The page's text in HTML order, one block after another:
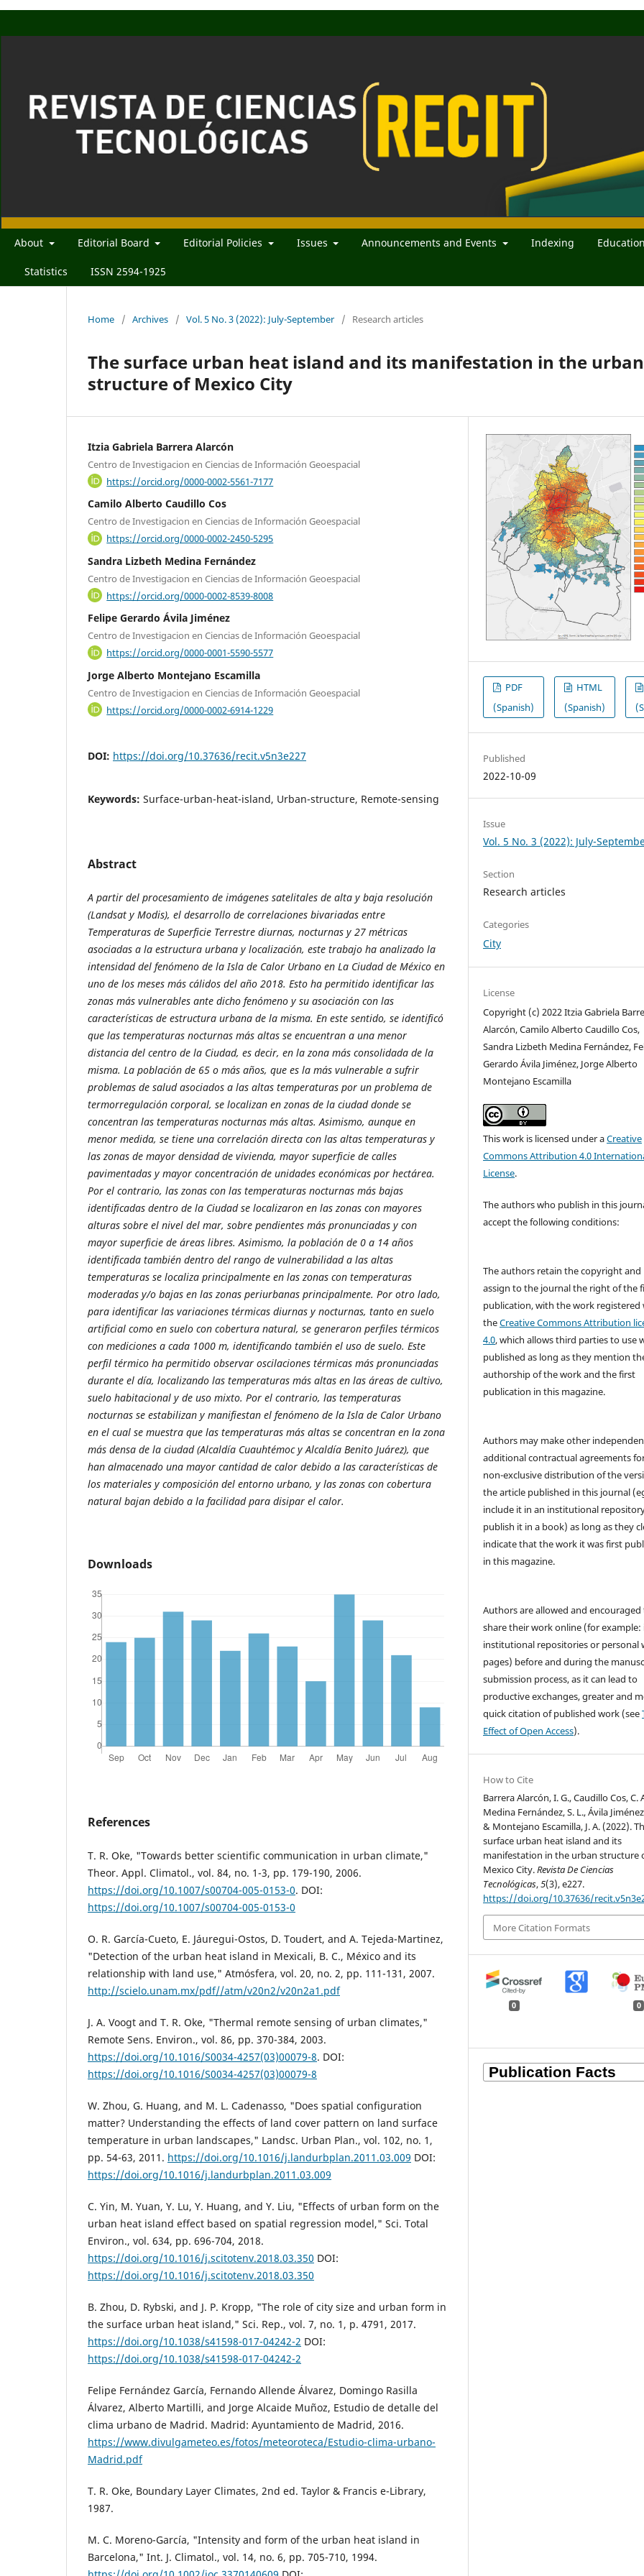
About Editorial Board Editorial Policies Issues Announcements and Events Indexing
Statistics ISSN 2594-1925
Home / Archives / Vol. 5 No. 3 (2022): July-September / Research articles
The surface urban heat island and its manifestation in the urban
structure of Mexico City
Itzia Gabriela Barrera Alarcón
Centro de Investigacion en Ciencias de Información Geoespacial
https://orcid.org/0000-0002-5561-7177
Camilo Alberto Caudillo Cos
Centro de Investigacion en Ciencias de Información Geoespacial
https://orcid.org/0000-0002-2450-5295
Sandra Lizbeth Medina Fernández
Centro de Investigacion en Ciencias de Información Geoespacial
https://orcid.org/0000-0002-8539-8008
Felipe Gerardo Ávila Jiménez
Centro de Investigacion en Ciencias de Información Geoespacial
https://orcid.org/0000-0001-5590-5577
Jorge Alberto Montejano Escamilla
Centro de Investigacion en Ciencias de Información Geoespacial
https://orcid.org/0000-0002-6914-1229
DOI: https://doi.org/10.37636/recit.v5n3e227
Keywords: Surface-urban-heat-island, Urban-structure, Remote-sensing
Abstract
A partir del procesamiento de imágenes satelitales de alta y baja resolución
(Landsat y Modis), el desarrollo de correlaciones bivariadas entre
Temperaturas de Superficie Terrestre diurnas, nocturnas y 27 métricas
asociadas a la estructura urbana y localización, este trabajo ha analizado la
intensidad del fenómeno de la Isla de Calor Urbano en La Ciudad de México en
uno de los meses más cálidos del año 2018. Esto ha permitido identificar las
zonas más vulnerables ante dicho fenómeno y su asociación con las
características de estructura urbana de la misma. En este sentido, se identificó
que las temperaturas nocturnas más altas se encuentran a una menor
distancia del centro de la Ciudad, es decir, en la zona más consolidada de la
misma. La población de 65 o más años, que es la más vulnerable a sufrir
problemas de salud asociados a las altas temperaturas por un problema de
termorregulación corporal, se localizan en zonas de la ciudad donde se
concentran las temperaturas nocturnas más altas. Asimismo, aunque en
menor medida, se tiene una correlación directa con las altas temperaturas y
las zonas de mayor densidad de vivienda, mayor superficie de calles
pavimentadas y mayor concentración de unidades económicas por hectárea.
Por el contrario, las zonas con las temperaturas nocturnas más bajas
identificadas dentro de la Ciudad se localizaron en las zonas con mayores
alturas sobre el nivel del mar, sobre pendientes más pronunciadas y con
mayor superficie de áreas libres. Asimismo, la población de 0 a 14 años
identificada también dentro del rango de vulnerabilidad a las altas
temperaturas se localiza principalmente en las zonas con temperaturas
moderadas y/o bajas en las zonas periurbanas principalmente. Por otro lado,
para identificar las variaciones térmicas diurnas y nocturnas, tanto en suelo
artificial como en suelo con cobertura natural, se generaron perfiles térmicos
con mediciones a cada 1000 m, identificando también el uso de suelo. Este
perfil térmico ha permitido observar oscilaciones térmicas más pronunciadas
durante el día, localizando las temperaturas más altas en las áreas de cultivo,
suelo habitacional y de uso mixto. Por el contrario, las temperaturas
nocturnas se estabilizan y manifiestan el fenómeno de la Isla de Calor Urbano
en el cual se muestra que las temperaturas más altas se concentran en la zona
más densa de la ciudad (Alcaldía Cuauhtémoc y Alcaldía Benito Juárez), que
han almacenado una mayor cantidad de calor debido a las características de
los materiales y composición del entorno urbano, y las zonas con cobertura
natural bajan debido a la facilidad para disipar el calor.
Downloads
References
T. R. Oke, "Towards better scientific communication in urban climate,"
Theor. Appl. Climatol., vol. 84, no. 1-3, pp. 179-190, 2006.
https://doi.org/10.1007/s00704-005-0153-0. DOI:
https://doi.org/10.1007/s00704-005-0153-0
O. R. García-Cueto, E. Jáuregui-Ostos, D. Toudert, and A. Tejeda-Martinez,
"Detection of the urban heat island in Mexicali, B. C., México and its
relationship with land use," Atmósfera, vol. 20, no. 2, pp. 111-131, 2007.
http://scielo.unam.mx/pdf//atm/v20n2/v20n2a1.pdf
J. A. Voogt and T. R. Oke, "Thermal remote sensing of urban climates,"
Remote Sens. Environ., vol. 86, pp. 370-384, 2003.
https://doi.org/10.1016/S0034-4257(03)00079-8. DOI:
https://doi.org/10.1016/S0034-4257(03)00079-8
W. Zhou, G. Huang, and M. L. Cadenasso, "Does spatial configuration
matter? Understanding the effects of land cover pattern on land surface
temperature in urban landscapes," Landsc. Urban Plan., vol. 102, no. 1,
pp. 54-63, 2011. https://doi.org/10.1016/j.landurbplan.2011.03.009 DOI:
https://doi.org/10.1016/j.landurbplan.2011.03.009
C. Yin, M. Yuan, Y. Lu, Y. Huang, and Y. Liu, "Effects of urban form on the
urban heat island effect based on spatial regression model," Sci. Total
Environ., vol. 634, pp. 696-704, 2018.
https://doi.org/10.1016/j.scitotenv.2018.03.350 DOI:
https://doi.org/10.1016/j.scitotenv.2018.03.350
B. Zhou, D. Rybski, and J. P. Kropp, "The role of city size and urban form in
the surface urban heat island," Sci. Rep., vol. 7, no. 1, p. 4791, 2017.
https://doi.org/10.1038/s41598-017-04242-2 DOI:
https://doi.org/10.1038/s41598-017-04242-2
Felipe Fernández García, Fernando Allende Álvarez, Domingo Rasilla
Álvarez, Alberto Martilli, and Jorge Alcaide Muñoz, Estudio de detalle del
clima urbano de Madrid. Madrid: Ayuntamiento de Madrid, 2016.
https://www.divulgameteo.es/fotos/meteoroteca/Estudio-clima-urbano-
Madrid.pdf
T. R. Oke, Boundary Layer Climates, 2nd ed. Taylor & Francis e-Library,
1987.
M. C. Moreno-García, "Intensity and form of the urban heat island in
Barcelona," Int. J. Climatol., vol. 14, no. 6, pp. 705-710, 1994.
PDF
(Spanish)
HTML
(Spanish)
Published
2022-10-09
Issue
Vol. 5 No. 3 (2022): July-
Section
Research articles
Categories
City
License
Copyright (c) 2022 Itzia Gabriela
Alarcón, Camilo Alberto Caudillo Cos,
Sandra Lizbeth Medina Fernández,
Gerardo Ávila Jiménez, Jorge Alberto
Montejano Escamilla
This work is licensed under aCreative
Commons Attribution 4.0
License.
The authors who publish in this
accept the following conditions:
The authors retain the copyright and
assign to the journal the right of the
publication, with the work registered
theCreative Commons Attribution
4.0, which allows third parties to use
published as long as they mention
authorship of the work and the first
publication in this magazine.
Authors may make other
additional contractual agreements
non-exclusive distribution of the
the article published in this journal
include it in an institutional
publish it in a book) as long as they
indicate that the work it was first
in this magazine.
Authors are allowed and encouraged
share their work online (for example:
institutional repositories or personal
pages) before and during the
submission process, as it can lead to
productive exchanges, greater and
quick citation of published work (see
Effect of Open Access).
How to Cite
Barrera Alarcón, I. G., Caudillo Cos, C.
Medina Fernández, S. L., Ávila
& Montejano Escamilla, J. A. (2022).
surface urban heat island and its
manifestation in the urban structure
Mexico City.Revista De Ciencias
Tecnológicas,5(3), e227.
https://doi.org/10.37636/
More Citation Formats
0 0